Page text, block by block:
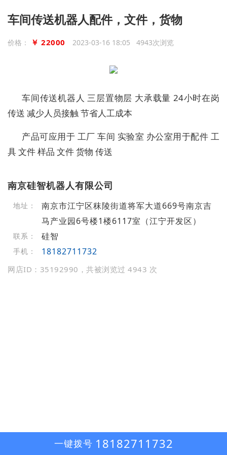
车间传送机器人配件，文件，货物
价格： ￥ 22000 2023-03-16 18:05 4943次浏览
车间传送机器人 三层置物层 大承载量 24小时在岗
传送 减少人员接触 节省人工成本
产品可应用于 工厂 车间 实验室 办公室用于配件 工
具 文件 样品 文件 货物 传送
南京硅智机器人有限公司
地址：
南京市江宁区秣陵街道将军大道669号南京吉
马产业园6号楼1楼6117室（江宁开发区）
联系： 硅智
手机： 18182711732
网店ID：35192990，共被浏览过 4943 次
一键拨号 18182711732